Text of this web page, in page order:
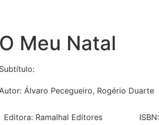
O Meu Natal
Subtítulo:
Álvaro Pecegueiro, Rogério Duarte
Editora: Ramalhal Editores ISBN: